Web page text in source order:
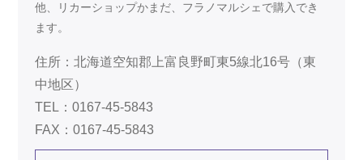
他、リカーショップかまだ、フラノマルシェで購入でき
ます。
住所：北海道空知郡上富良野町東5線北16号（東
中地区）
TEL：0167-45-5843
FAX：0167-45-5843